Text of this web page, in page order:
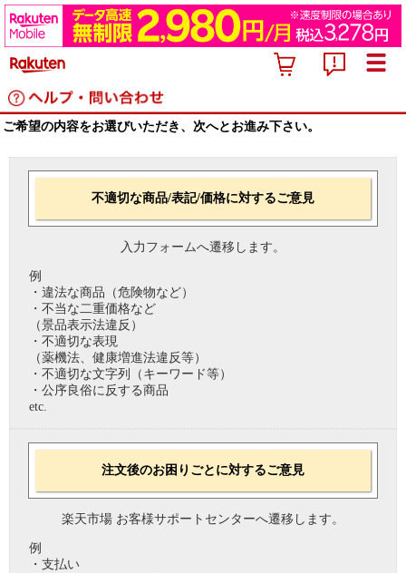
ご希望の内容をお選びいただき、次へとお進み下さい。
不適切な商品/表記/価格に対するご意見
入力フォームへ遷移します。
例
・違法な商品（危険物など）
・不当な二重価格など
（景品表示法違反）
・不適切な表現
（薬機法、健康増進法違反等）
・不適切な文字列（キーワード等）
・公序良俗に反する商品
etc.
注文後のお困りごとに対するご意見
楽天市場 お客様サポートセンターへ遷移します。
例
・支払い